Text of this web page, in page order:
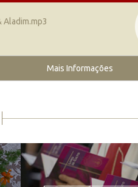
Aladim.mp3
Mais Informações